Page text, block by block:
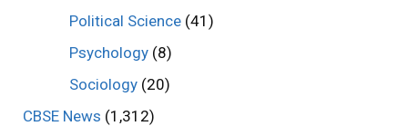
Political Science (41)
Psychology (8)
Sociology (20)
CBSE News (1,312)